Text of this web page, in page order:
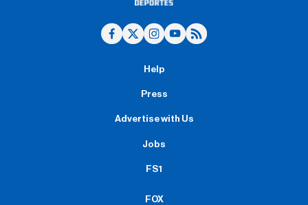
Help
Press
Advertise with Us
Jobs
FS1
FOX